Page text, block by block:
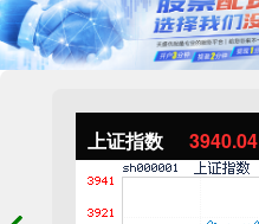
上证指数 3940.04